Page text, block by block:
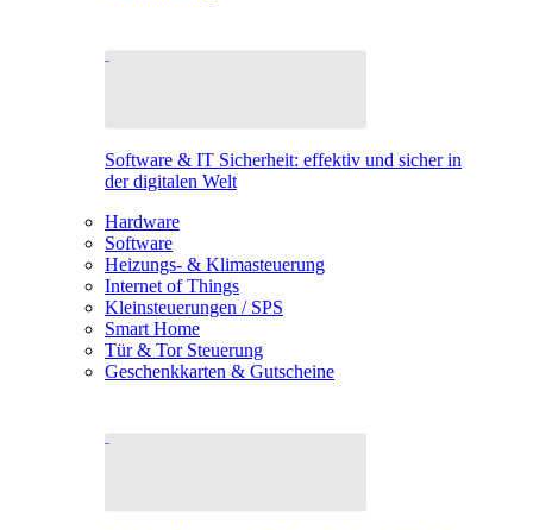
Software & IT Sicherheit: effektiv und sicher in
der digitalen Welt
Hardware
Software
Heizungs- & Klimasteuerung
Internet of Things
Kleinsteuerungen / SPS
Smart Home
Tür & Tor Steuerung
Geschenkkarten & Gutscheine